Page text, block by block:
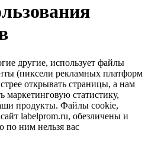
другие, использует файлы
(пиксели рекламных платформ
открывать страницы, а нам
маркетинговую статистику,
продукты. Файлы сookie,
labelprom.ru, обезличены и
по ним нельзя вас